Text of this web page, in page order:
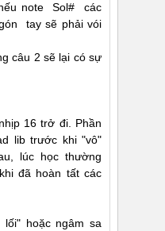
note Sol# các
tay sẽ phải vói
câu 2 sẽ lại có sự
16 trở đi. Phần
lib trước khi "vô"
lúc học thường
đã hoàn tất các
hoặc ngâm sa